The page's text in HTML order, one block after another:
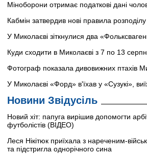
Міноборони отримає податкові дані
Кабмін затвердив нові правила розподілу
У Миколаєві зіткнулися два
Куди сходити в Миколаєві з 7 по 13
Фотограф показала дивовижних птахів
У Миколаєві «Форд» в'їхав у «Сузукі»,
Новини Звідусіль
Новий хіт: папуга вирішив допомогти
футболістів (ВІДЕО)
Леся Нікітюк приїхала з нареченим-
та підстригла однорічного сина